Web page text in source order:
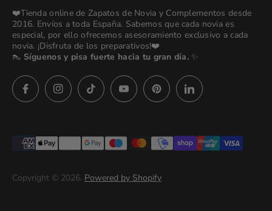
❤️Tienda online de Zapatos de Novia y Complementos desde
2016. Envíos a toda España. Sabemos que cada novia es
especial, por ello ofrecemos asesoramiento exclusivo a cada
novia. ¡Disfruta de los preparativos!❤️
👠 Síguenos y pisa fuerte hacia tu gran día. ✨
Search
contact us
Asesoras👰🏻24h 627 23 25 76
💒 Novias Reales 💍✨
🚚 Envío y Cambios
Política de Privacidad
Imágenes descargables
Politica de privacidad (prueba)
Copyright © 2026. Powered by Shopify